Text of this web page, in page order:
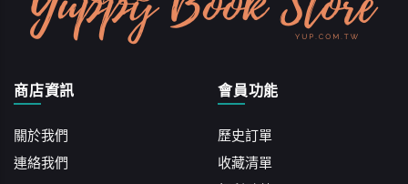
商店資訊
關於我們
連絡我們
會員功能
歷史訂單
收藏清單